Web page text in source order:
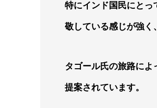
特にインド国民にとっ
敬している感じが強く
タゴール氏の旅路に
提案されています。